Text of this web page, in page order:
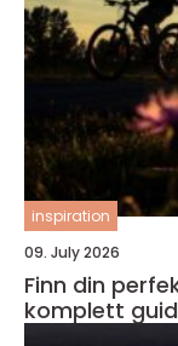
inspiration
09. July 2026
Finn din
komplett